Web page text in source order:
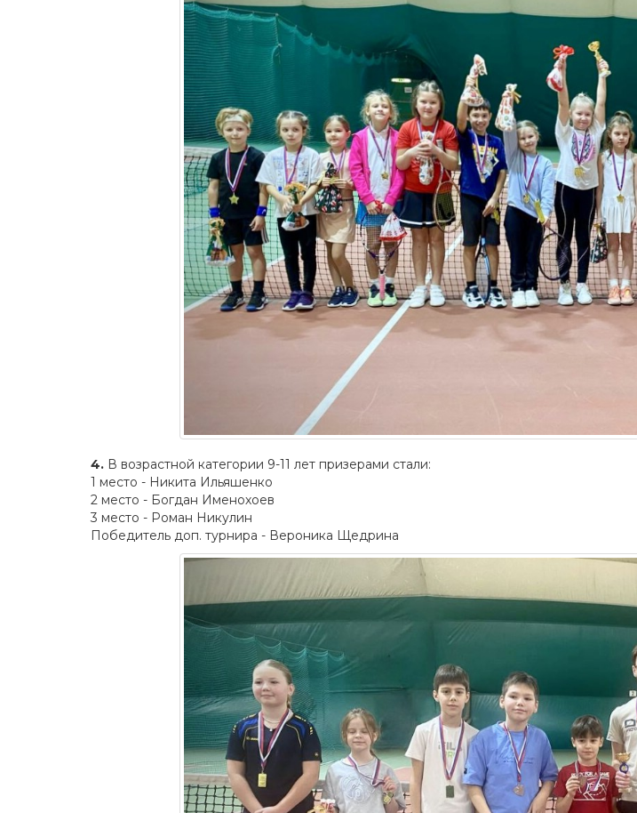
4. В возрастной категории 9-11 лет призерами стали:
1 место - Никита Ильяшенко
2 место - Богдан Именохоев
3 место - Роман Никулин
Победитель доп. турнира - Вероника Щедрина